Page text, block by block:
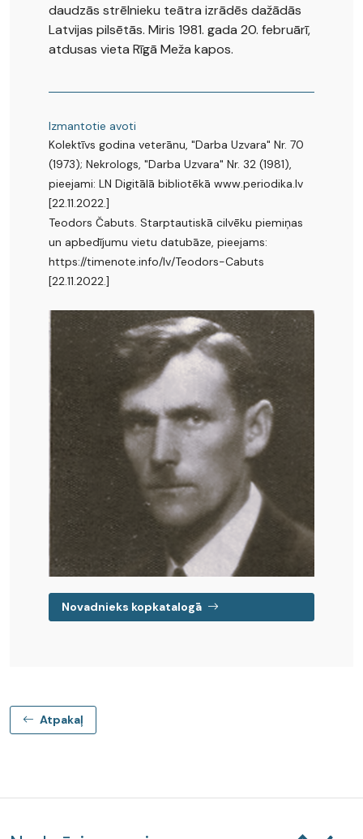
daudzās strēlnieku teātra izrādēs dažādās
Latvijas pilsētās. Miris 1981. gada 20. februārī,
atdusas vieta Rīgā Meža kapos.
Izmantotie avoti
Kolektīvs godina veterānu, "Darba Uzvara" Nr. 70
(1973); Nekrologs, "Darba Uzvara" Nr. 32 (1981),
pieejami: LN Digitālā bibliotēkā www.periodika.lv
[22.11.2022.]
Teodors Čabuts. Starptautiskā cilvēku piemiņas
un apbedījumu vietu datubāze, pieejams:
https://timenote.info/lv/Teodors-Cabuts
[22.11.2022.]
Novadnieks kopkatalogā
Atpakaļ